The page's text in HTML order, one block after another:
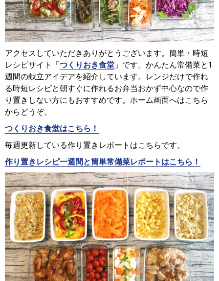
アクセスしていただきありがとうございます。簡単・時短
レシピサイト「つくりおき食堂 」です。かんたん常備菜と1
週間の献立アイデアを紹介しています。レンジだけで作れ
る時短レシピと朝すぐに作れるお弁当おかず中心なので作
り置きしない方にもおすすめです。ホーム画面へはこちら
からどうぞ。
つくりおき食堂はこちら！
毎週更新している作り置きレポートはこちらです。
作り置きレシピ一週間と簡単常備菜レポートはこちら！